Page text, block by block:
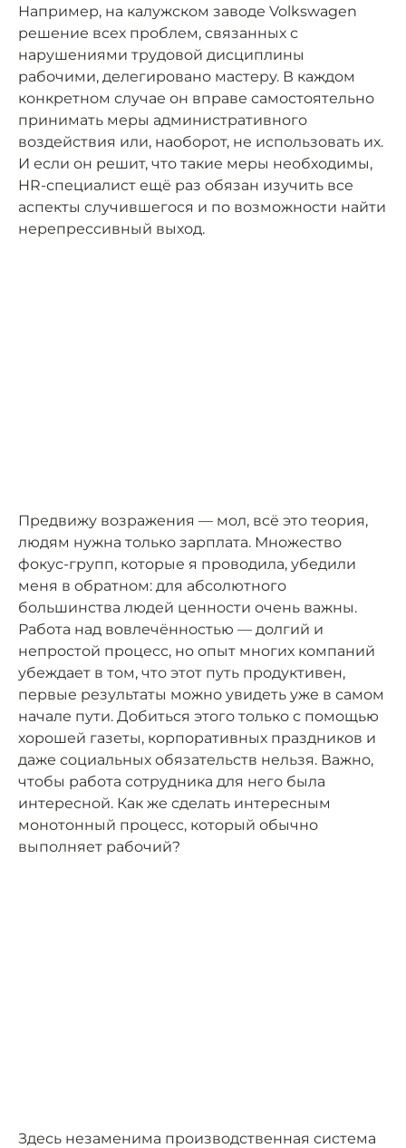
Например, на калужском заводе Volkswagen
решение всех проблем, связанных с
нарушениями трудовой дисциплины
рабочими, делегировано мастеру. В каждом
конкретном случае он вправе самостоятельно
принимать меры административного
воздействия или, наоборот, не использовать их.
И если он решит, что такие меры необходимы,
HR-специалист ещё раз обязан изучить все
аспекты случившегося и по возможности найти
нерепрессивный выход.
Предвижу возражения — мол, всё это теория,
людям нужна только зарплата. Множество
фокус-групп, которые я проводила, убедили
меня в обратном: для абсолютного
большинства людей ценности очень важны.
Работа над вовлечённостью — долгий и
непростой процесс, но опыт многих компаний
убеждает в том, что этот путь продуктивен,
первые результаты можно увидеть уже в самом
начале пути. Добиться этого только с помощью
хорошей газеты, корпоративных праздников и
даже социальных обязательств нельзя. Важно,
чтобы работа сотрудника для него была
интересной. Как же сделать интересным
монотонный процесс, который обычно
выполняет рабочий?
Здесь незаменима производственная система